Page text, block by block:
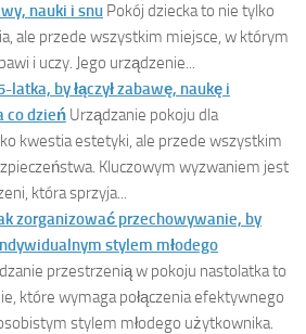
nauki i snu Pokój dziecka to nie tylko
ale przede wszystkim miejsce, w którym
i uczy. Jego urządzenie...
latka, by łączył zabawę, naukę i
co dzień Urządzanie pokoju dla
kwestia estetyki, ale przede wszystkim
Kluczowym wyzwaniem jest
która sprzyja...
zorganizować przechowywanie, by
stylem młodego
przestrzenią w pokoju nastolatka to
które wymaga połączenia efektywnego
stylem młodego użytkownika.